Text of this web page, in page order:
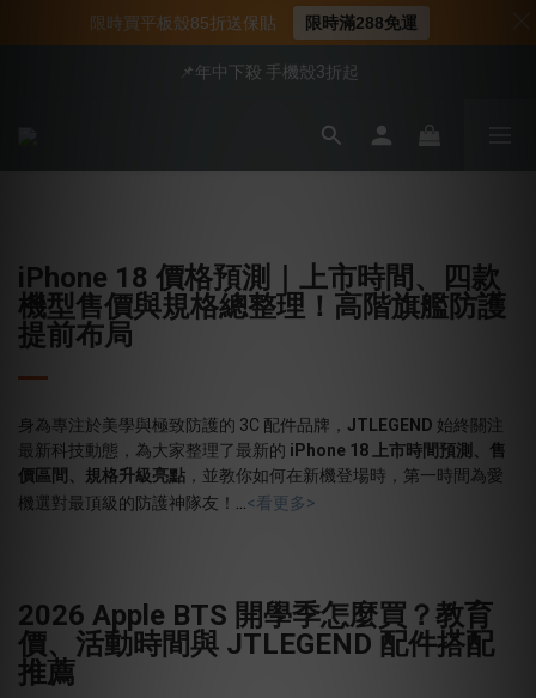
📍新客首購現折$50｜加入會員立即領取
📍新客首購現折$50｜加入會員立即領取
📌年中下殺 手機殼3折起
會員享全館95折優惠
iPhone 18 價格預測｜上市時間、四款
機型售價與規格總整理！高階旗艦防護
提前布局
身為專注於美學與極致防護的 3C 配件品牌， JTLEGEND 始終關注
最新科技動態，為大家整理了最新的 iPhone 18 上市時間預測、售
價區間、規格升級亮點 ，並教你如何在新機登場時，第一時間為愛
機選對最頂級的防護神隊友！
<看更多>
2026 Apple BTS 開學季怎麼買？教育
價、活動時間與 JTLEGEND 配件搭配
推薦
限時買平板殼85折送保貼 限時滿288免運